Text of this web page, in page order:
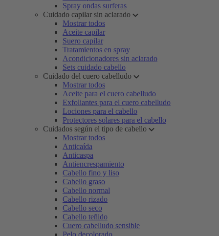
Spray ondas surferas
Cuidado capilar sin aclarado
Mostrar todos
Aceite capilar
Suero capilar
Tratamientos en spray
Acondicionadores sin aclarado
Sets cuidado cabello
Cuidado del cuero cabelludo
Mostrar todos
Aceite para el cuero cabelludo
Exfoliantes para el cuero cabelludo
Lociones para el cabello
Protectores solares para el cabello
Cuidados según el tipo de cabello
Mostrar todos
Anticaída
Anticaspa
Antiencrespamiento
Cabello fino y liso
Cabello graso
Cabello normal
Cabello rizado
Cabello seco
Cabello teñido
Cuero cabelludo sensible
Pelo decolorado